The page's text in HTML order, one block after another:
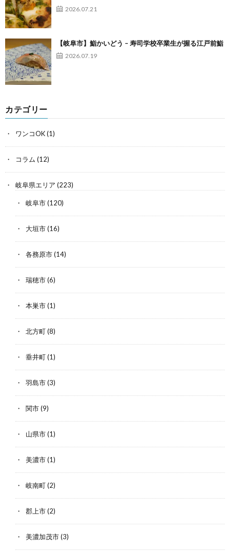
2026.07.21
【岐阜市】鮨かいどう – 寿司学校卒業生が握る江戸前鮨
2026.07.19
カテゴリー
ワンコOK(1)
コラム (12)
岐阜県エリア (223)
岐阜市(120)
大垣市(16)
各務原市(14)
瑞穂市(6)
本巣市(1)
北方町(8)
垂井町(1)
羽島市(3)
関市(9)
山県市(1)
美濃市(1)
岐南町(2)
郡上市(2)
美濃加茂市(3)